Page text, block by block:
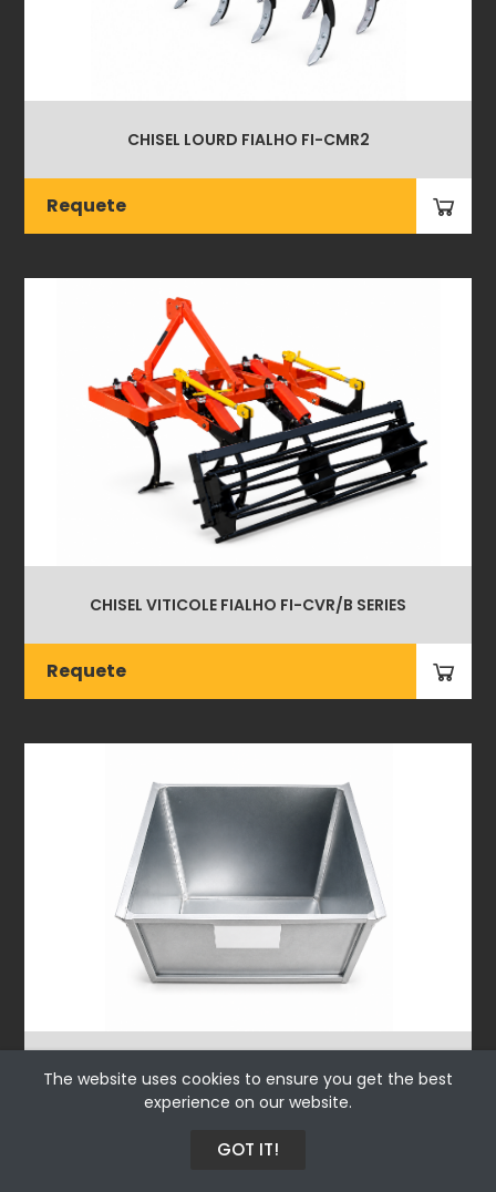
CHISEL LOURD FIALHO FI-CMR2
Requete
CHISEL VITICOLE FIALHO FI-CVR/B SERIES
Requete
CONTENANT DE STOCKAGE 1500X1200X1400
The website uses cookies to ensure you get the best
experience on our website.
GOT IT!